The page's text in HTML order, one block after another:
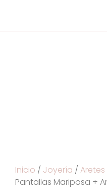
Inicio / Joyería /
Pantallas Mariposa +